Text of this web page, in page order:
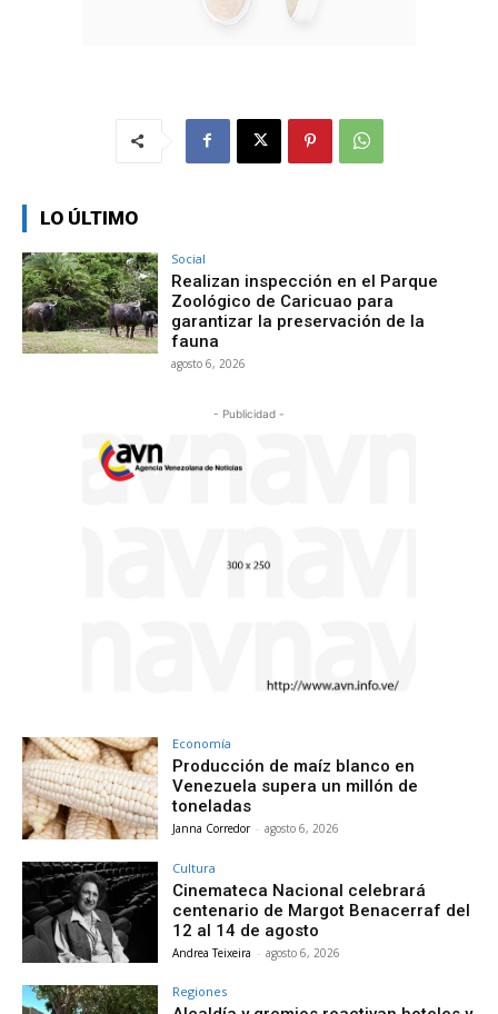
LO ÚLTIMO
Social
Realizan inspección en el Parque
Zoológico de Caricuao para
garantizar la preservación de la
fauna
agosto 6, 2026
- Publicidad -
Economía
Producción de maíz blanco en
Venezuela supera un millón de
toneladas
Janna Corredor - agosto 6, 2026
Cultura
Cinemateca Nacional celebrará
centenario de Margot Benacerraf del
12 al 14 de agosto
Andrea Teixeira - agosto 6, 2026
Regiones